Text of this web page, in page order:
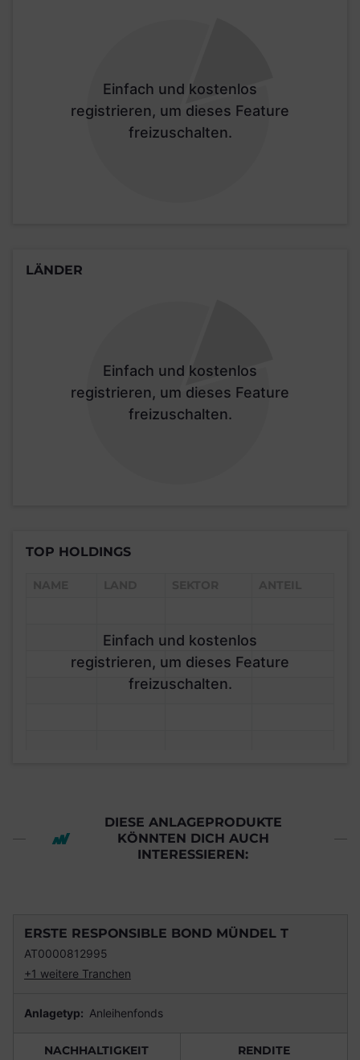
Einfach und kostenlos
registrieren, um dieses Feature
freizuschalten.
LÄNDER
Einfach und kostenlos
registrieren, um dieses Feature
freizuschalten.
TOP HOLDINGS
Einfach und kostenlos
registrieren, um dieses Feature
freizuschalten.
DIESE ANLAGEPRODUKTE
KÖNNTEN DICH AUCH
INTERESSIEREN:
ERSTE RESPONSIBLE BOND MÜNDEL T
AT0000812995
+1 weitere Tranchen
Anlagetyp: Anleihenfonds
NACHHALTIGKEIT RENDITE